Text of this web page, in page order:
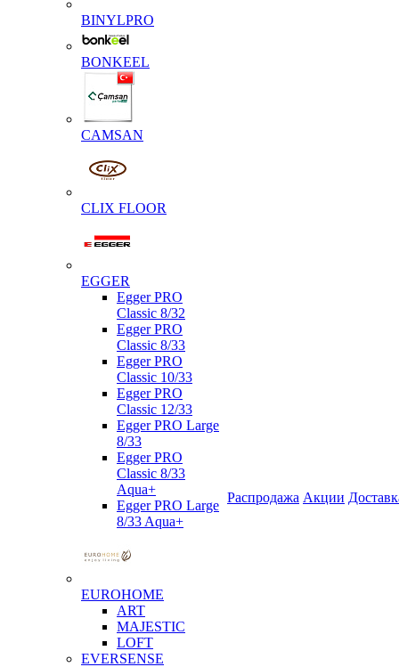
BINYLPRO
BONKEEL
CAMSAN
CLIX FLOOR
EGGER
Egger PRO
Classic 8/32
Egger PRO
Classic 8/33
Egger PRO
Classic 10/33
Egger PRO
Classic 12/33
Egger PRO Large
8/33
Egger PRO
Classic 8/33
Aqua+
Egger PRO Large
8/33 Aqua+
EUROHOME
ART
MAJESTIC
LOFT
EVERSENSE
Распродажа Акции